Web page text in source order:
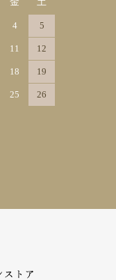
4 5
11 12
18 19
25 26